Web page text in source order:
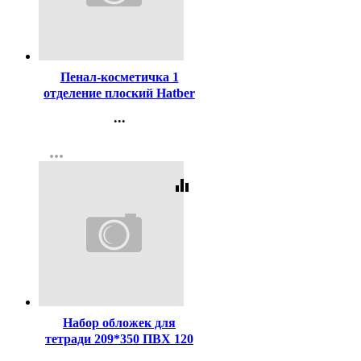
Пенал-косметичка 1
отделение плоский Hatber
арт.NPk_63195
...
Регистрация
more_horiz
equalizer
Набор обложек для
тетради 209*350 ПВХ 120